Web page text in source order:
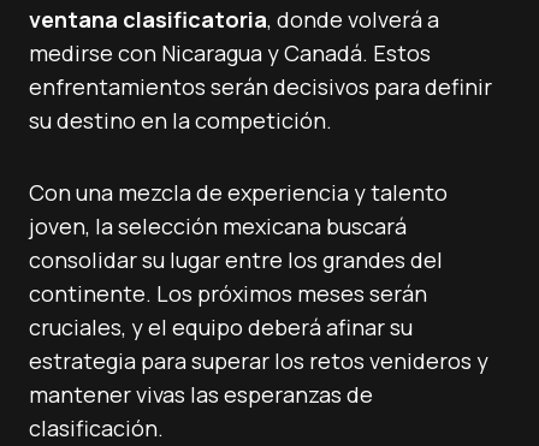
ventana clasificatoria, donde volverá a
medirse con Nicaragua y Canadá. Estos
enfrentamientos serán decisivos para definir
su destino en la competición.
Con una mezcla de experiencia y talento
joven, la selección mexicana buscará
consolidar su lugar entre los grandes del
continente. Los próximos meses serán
cruciales, y el equipo deberá afinar su
estrategia para superar los retos venideros y
mantener vivas las esperanzas de
clasificación.